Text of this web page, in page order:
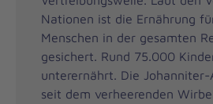
Nationen ist die Ernährung
Menschen in der gesamten
gesichert. Rund 75.000
unterernährt. Die Johanniter-
seit dem verheerenden